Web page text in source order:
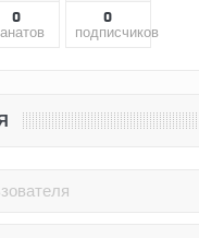
0 0
подписчиков